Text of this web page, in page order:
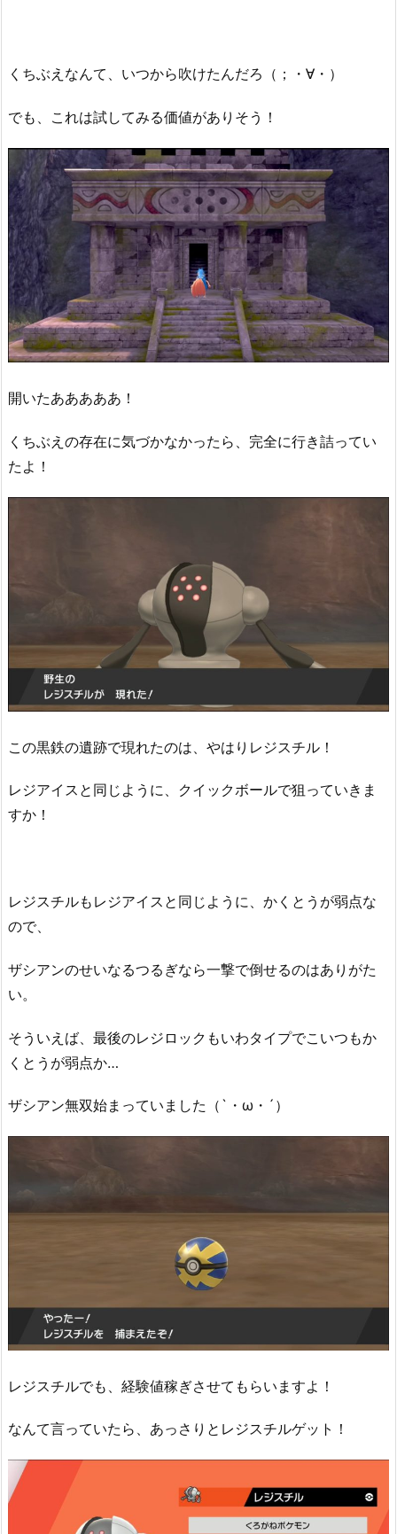
くちぶえなんて、いつから吹けたんだろ（；・∀・）
でも、これは試してみる価値がありそう！
開いたあああああ！
くちぶえの存在に気づかなかったら、完全に行き詰ってい
たよ！
この黒鉄の遺跡で現れたのは、やはりレジスチル！
レジアイスと同じように、クイックボールで狙っていきま
すか！
レジスチルもレジアイスと同じように、かくとうが弱点な
ので、
ザシアンのせいなるつるぎなら一撃で倒せるのはありがた
い。
そういえば、最後のレジロックもいわタイプでこいつもか
くとうが弱点か…
ザシアン無双始まっていました（`・ω・´）
レジスチルでも、経験値稼ぎさせてもらいますよ！
なんて言っていたら、あっさりとレジスチルゲット！